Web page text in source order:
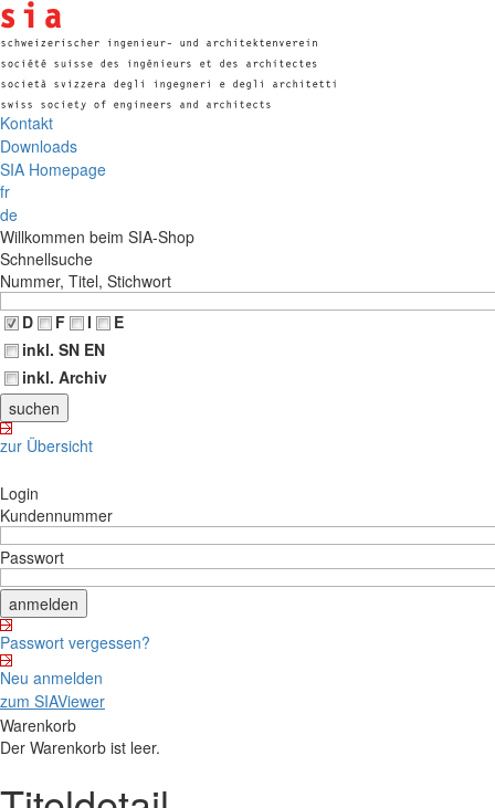
Kontakt
Downloads
SIA Homepage
fr
de
Willkommen beim SIA-Shop
Schnellsuche
Nummer, Titel, Stichwort
D
F I
E
inkl. SN EN
inkl. Archiv
zur Übersicht
Login
Kundennummer
Passwort
Passwort vergessen?
Neu anmelden
zum SIAViewer
Warenkorb
Der Warenkorb ist leer.